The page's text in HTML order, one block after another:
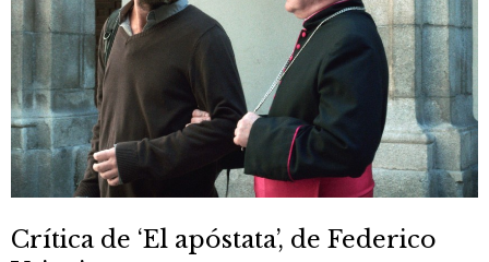
Crítica de ‘El apóstata’, de Federico